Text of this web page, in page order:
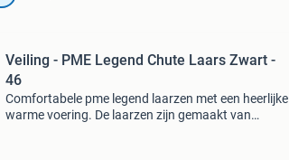
Veiling - PME Legend Chute Laars Zwart -
46
Comfortabele pme legend laarzen met een heerlijke
warme voering. De laarzen zijn gemaakt van